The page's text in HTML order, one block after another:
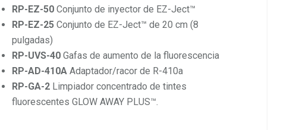
RP-EZ-50Conjunto de inyector de EZ-Ject™
RP-EZ-25Conjunto de EZ-Ject™ de 20 cm (8
pulgadas)
RP-UVS-40Gafas de aumento de la fluorescencia
RP-AD-410A Adaptador/racor de R-410a
RP-GA-2Limpiador concentrado de tintes
fluorescentes GLOW AWAY PLUS™.